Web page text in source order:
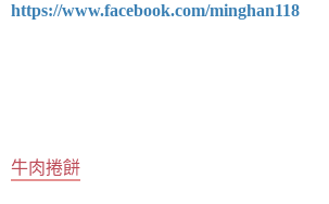
https://www.facebook.com/minghan118
牛肉捲餅